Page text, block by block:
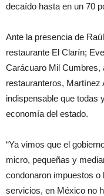
decaído hasta en un 70
Ante la presencia de
restaurante El Clarín;
Carácuaro Mil
restauranteros, Martínez
indispensable que todas
economía del estado.
“Ya vimos que el
micro, pequeñas y
condonaron impuestos o
servicios, en México no